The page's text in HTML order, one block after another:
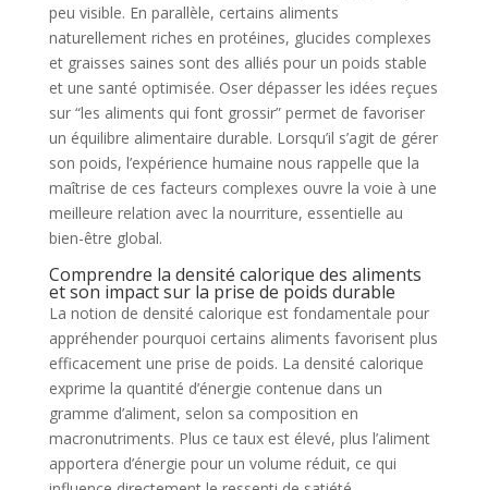
peu visible. En parallèle, certains aliments
naturellement riches en protéines, glucides complexes
et graisses saines sont des alliés pour un poids stable
et une santé optimisée. Oser dépasser les idées reçues
sur “les aliments qui font grossir” permet de favoriser
un équilibre alimentaire durable. Lorsqu’il s’agit de gérer
son poids, l’expérience humaine nous rappelle que la
maîtrise de ces facteurs complexes ouvre la voie à une
meilleure relation avec la nourriture, essentielle au
bien-être global.
Comprendre la densité calorique des aliments
et son impact sur la prise de poids durable
La notion de densité calorique est fondamentale pour
appréhender pourquoi certains aliments favorisent plus
efficacement une prise de poids. La densité calorique
exprime la quantité d’énergie contenue dans un
gramme d’aliment, selon sa composition en
macronutriments. Plus ce taux est élevé, plus l’aliment
apportera d’énergie pour un volume réduit, ce qui